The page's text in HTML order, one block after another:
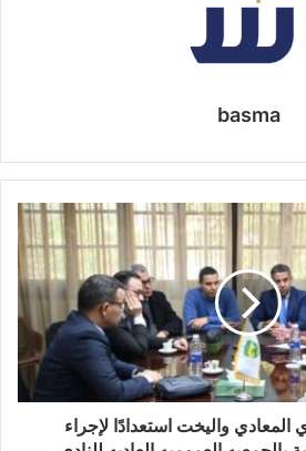
basma
المعادي واليخت استعدادًا لإجراء